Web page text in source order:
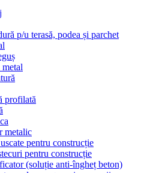
p/u terasă, podea și parchet
profilată
metalic
pentru construcție
pentru construcție
(soluție anti-îngheț beton)